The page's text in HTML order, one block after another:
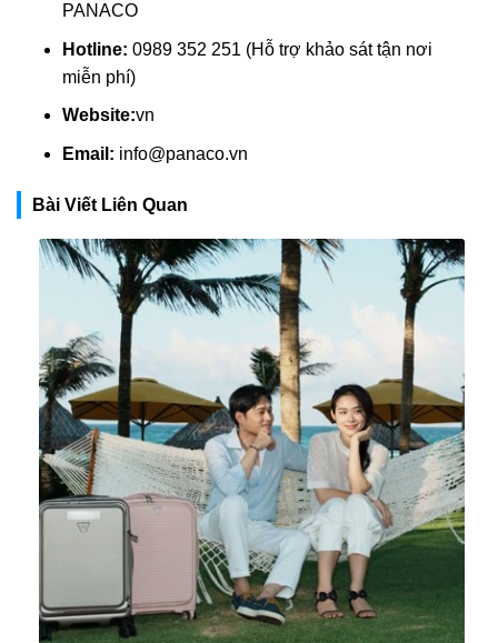
PANACO
Hotline: 0989 352 251 (Hỗ trợ khảo sát tận nơi
miễn phí)
Website:vn
Email: info@panaco.vn
Bài Viết Liên Quan